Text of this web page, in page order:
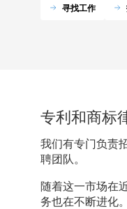
寻找工作
专利和商标
我们有专门负责
聘团队。
随着这一市场在
务也在不断进化